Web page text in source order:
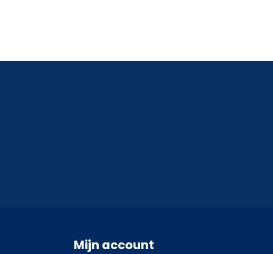
Mijn account